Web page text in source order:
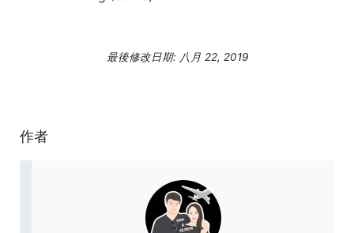
最後修改日期: 八月 22, 2019
作者